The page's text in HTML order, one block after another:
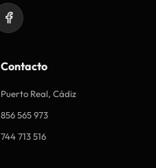
Contacto
Puerto Real, Cádiz
856 565 973
744 713 516